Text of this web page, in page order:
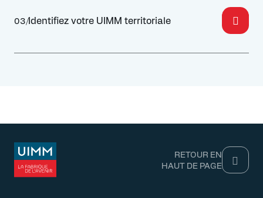
03/Identifiez votre UIMM territoriale
RETOUR EN
HAUT DE PAGE